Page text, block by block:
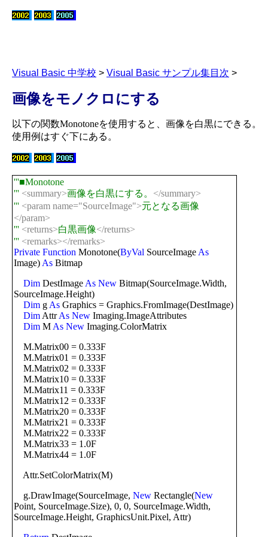
Visual Basic 中学校 > Visual Basic サンプル集目次 >
画像をモノクロにする
以下の関数Monotoneを使用すると、画像を白黒にできる。
使用例はすぐ下にある。
'''■Monotone
''' <summary>画像を白黒にする。 </summary>
''' <param name="SourceImage">元となる画像
</param>
''' <returns>白黒画像</returns>
''' <remarks></remarks>
Private Function Monotone(ByVal SourceImage As
Image) As Bitmap
Dim DestImage As New Bitmap(SourceImage.Width,
SourceImage.Height)
Dim g As Graphics = Graphics.FromImage(DestImage)
Dim AttrAs New Imaging.ImageAttributes
Dim M As New Imaging.ColorMatrix
M.Matrix00 = 0.333F
M.Matrix01 = 0.333F
M.Matrix02 = 0.333F
M.Matrix10 = 0.333F
M.Matrix11 = 0.333F
M.Matrix12 = 0.333F
M.Matrix20 = 0.333F
M.Matrix21 = 0.333F
M.Matrix22 = 0.333F
M.Matrix33 = 1.0F
M.Matrix44 = 1.0F
Attr.SetColorMatrix(M)
g.DrawImage(SourceImage, New Rectangle(New
Point, SourceImage.Size), 0, 0, SourceImage.Width,
SourceImage.Height, GraphicsUnit.Pixel, Attr)